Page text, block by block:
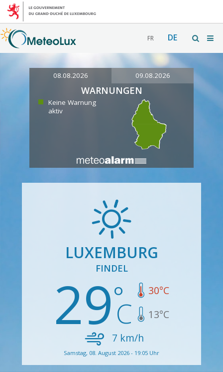
FR DE
08.08.2026 09.08.2026
WARNUNGEN
Keine Warnung
aktiv
LUXEMBURG
FINDEL
29 30°C
13°C
7 km/h
Samstag, 08. August 2026 - 19:05 Uhr